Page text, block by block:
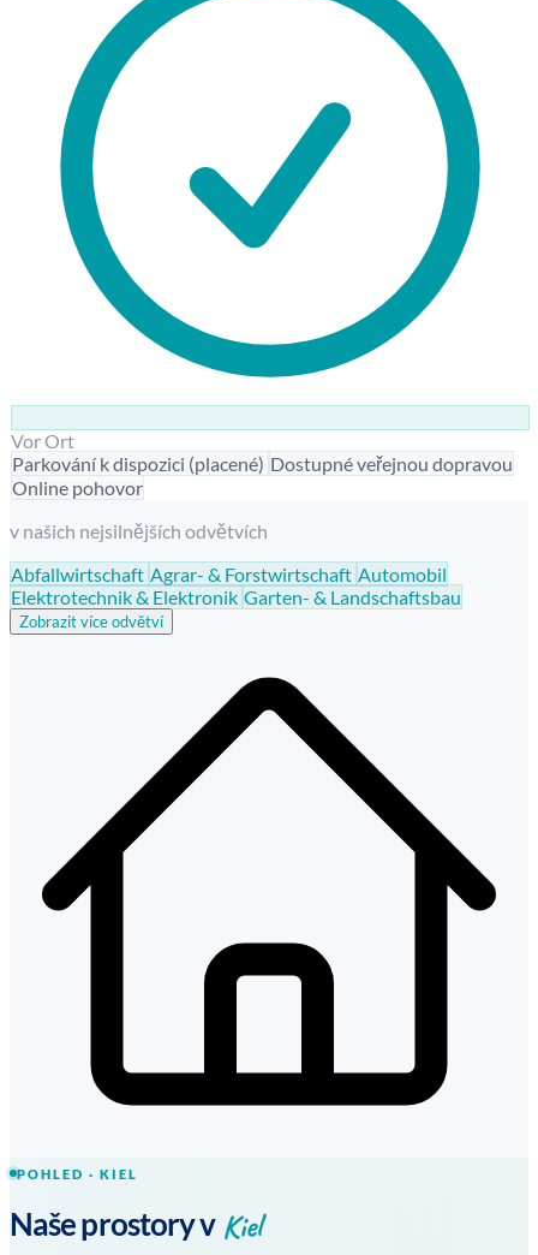
Vor Ort
Parkování k dispozici (placené) Dostupné veřejnou dopravou
Online pohovor
v našich nejsilnějších odvětvích
Abfallwirtschaft Agrar- & Forstwirtschaft Automobil
Elektrotechnik & Elektronik Garten- & Landschaftsbau
Zobrazit více odvětví
POHLED · KIEL
Naše prostory v Kiel